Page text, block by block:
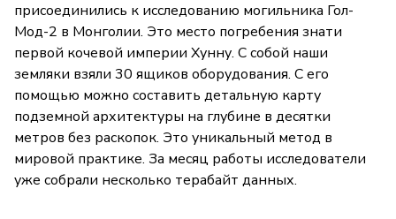
присоединились к исследованию могильника Гол-
Мод-2 в Монголии. Это место погребения знати
первой кочевой империи Хунну. С собой наши
земляки взяли 30 ящиков оборудования. С его
помощью можно составить детальную карту
подземной архитектуры на глубине в десятки
метров без раскопок. Это уникальный метод в
мировой практике. За месяц работы исследователи
уже собрали несколько терабайт данных.